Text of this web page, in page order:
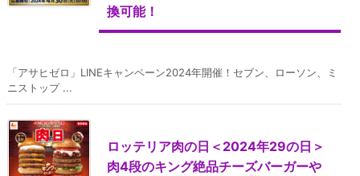
換可能！
「アサヒゼロ」LINEキャンペーン2024年開催！セブン、ローソン、ミ
ニストップ ...
ロッテリア肉の日＜2024年29の日＞
肉4段のキング絶品チーズバーガーや